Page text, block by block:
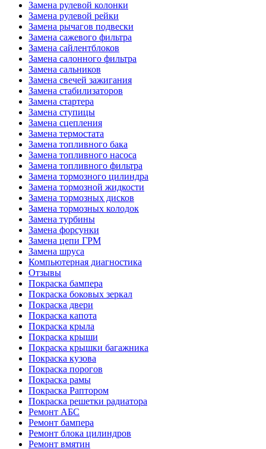
Замена рулевой колонки
Замена рулевой рейки
Замена рычагов подвески
Замена сажевого фильтра
Замена сайлентблоков
Замена салонного фильтра
Замена сальников
Замена свечей зажигания
Замена стабилизаторов
Замена стартера
Замена ступицы
Замена сцепления
Замена термостата
Замена топливного бака
Замена топливного насоса
Замена топливного фильтра
Замена тормозного цилиндра
Замена тормозной жидкости
Замена тормозных дисков
Замена тормозных колодок
Замена турбины
Замена форсунки
Замена цепи ГРМ
Замена шруса
Компьютерная диагностика
Отзывы
Покраска бампера
Покраска боковых зеркал
Покраска двери
Покраска капота
Покраска крыла
Покраска крыши
Покраска крышки багажника
Покраска кузова
Покраска порогов
Покраска рамы
Покраска Раптором
Покраска решетки радиатора
Ремонт АБС
Ремонт бампера
Ремонт блока цилиндров
Ремонт вмятин